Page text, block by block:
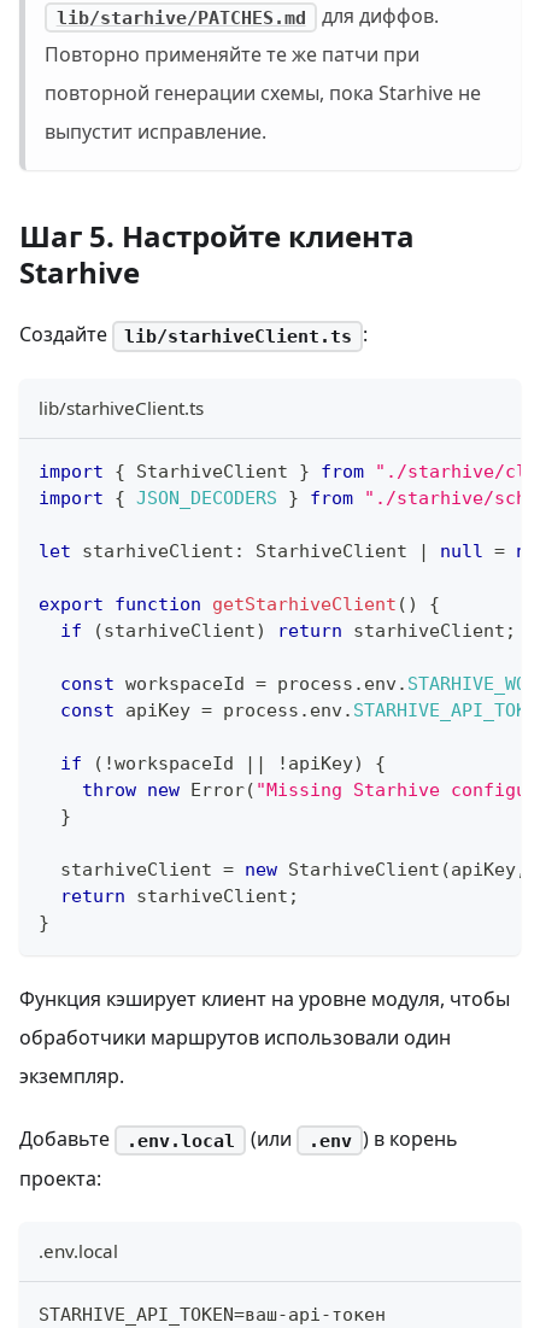
lib/starhive/PATCHES.md
для диффов.
Повторно применяйте те же патчи при
повторной генерации схемы, пока Starhive не
выпустит исправление.
Шаг 5. Настройте клиента
Starhive
Создайте lib/starhiveClient.ts :
lib/starhiveClient.ts
import { StarhiveClient } from
"./starhive/
import
{ JSON_DECODERS } from "./starhive/
let starhiveClient : StarhiveClient | null =
export function getStarhiveClient ( )
{
if
(starhiveClient) return starhiveClient ;
const workspaceId = process . env.
const apiKey = process . env.
if ( !workspaceId || ! apiKey)
{
throw new Error( "Missing Starhive
}
  starhiveClient
= new StarhiveClient (apiKey,
return starhiveClient ;
}
Функция кэширует клиент на уровне модуля, чтобы
обработчики маршрутов использовали один
экземпляр.
Добавьте .env.local (или .env ) в корень
проекта:
.env.local
STARHIVE_API_TOKEN=ваш-api-токен